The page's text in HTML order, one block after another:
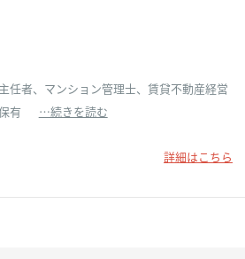
任者、マンション管理士、賃貸不動産経営
有
…続きを読む
詳細はこちら